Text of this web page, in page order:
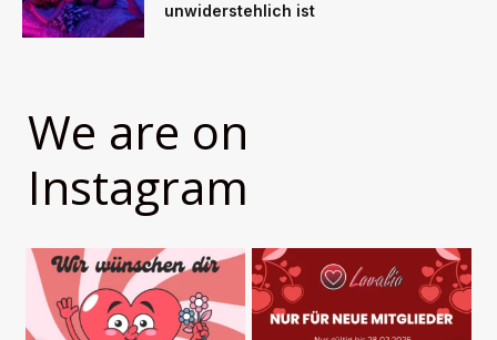
unwiderstehlich ist
We are on
Instagram